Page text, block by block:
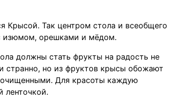
Крысой. Так центром стола и всеобщего
изюмом, орешками и мёдом.
должны стать фрукты на радость не
странно, но из фруктов крысы обожают
Для красоты каждую
ленточкой.